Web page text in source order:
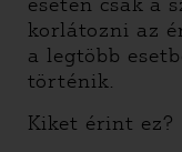
korlátozni az
a legtöbb
történik.
Kiket érint ez?